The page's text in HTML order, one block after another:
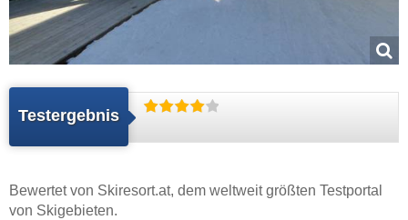
Testergebnis
Bewertet von Skiresort.at, dem weltweit größten Testportal
von Skigebieten.